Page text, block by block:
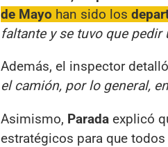
de Mayo han sido los
faltante y se tuvo que
Además, el inspector
el camión, por lo general,
Asimismo, Parada explicó
estratégicos para que